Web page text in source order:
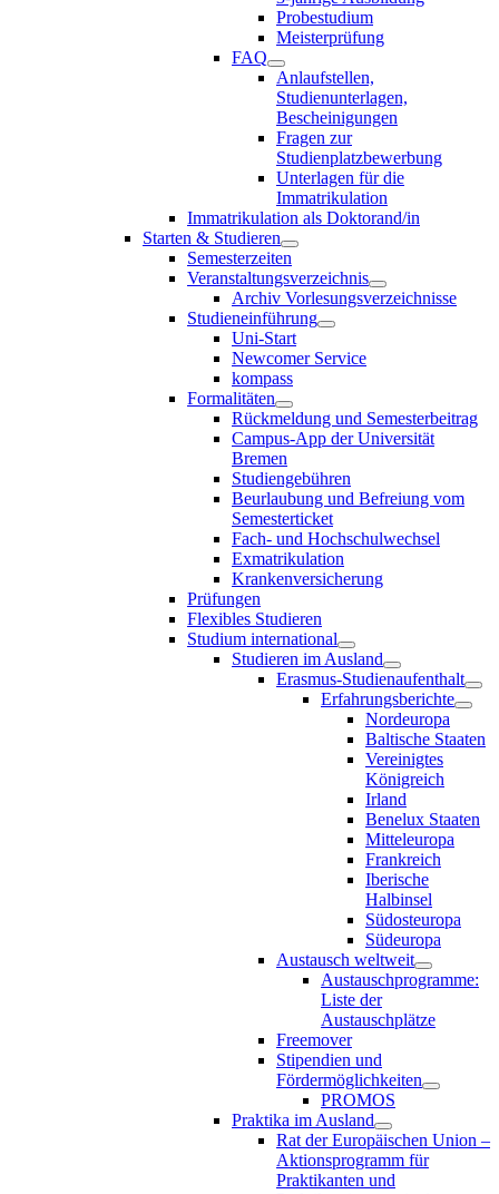
Probestudium
Meisterprüfung
FAQ
Anlaufstellen,
Studienunterlagen,
Bescheinigungen
Fragen zur
Studienplatzbewerbung
Unterlagen für die
Immatrikulation
Immatrikulation als Doktorand/in
Starten & Studieren
Semesterzeiten
Veranstaltungsverzeichnis
Archiv Vorlesungsverzeichnisse
Studieneinführung
Uni-Start
Newcomer Service
kompass
Formalitäten
Rückmeldung und Semesterbeitrag
Campus-App der Universität
Bremen
Studiengebühren
Beurlaubung und Befreiung vom
Semesterticket
Fach- und Hochschulwechsel
Exmatrikulation
Krankenversicherung
Prüfungen
Flexibles Studieren
Studium international
Studieren im Ausland
Erasmus-Studienaufenthalt
Erfahrungsberichte
Nordeuropa
Baltische Staaten
Vereinigtes
Königreich
Irland
Benelux Staaten
Mitteleuropa
Frankreich
Iberische
Halbinsel
Südosteuropa
Südeuropa
Austausch weltweit
Austauschprogramme:
Liste der
Austauschplätze
Freemover
Stipendien und
Fördermöglichkeiten
PROMOS
Praktika im Ausland
Rat der Europäischen Union –
Aktionsprogramm für
Praktikanten und